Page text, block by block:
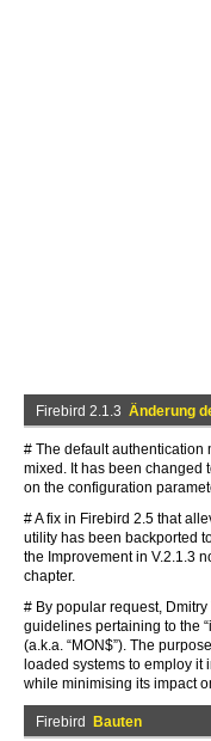
Firebird 2.1.3 Änderung
# The default authentication
mixed. It has been changed
on the configuration
# A fix in Firebird 2.5 that
utility has been backported
the Improvement in V.2.1.3
chapter.
# By popular request,
guidelines pertaining to the
(a.k.a. “MON$”). The
loaded systems to employ
while minimising its impact
Firebird Bauten